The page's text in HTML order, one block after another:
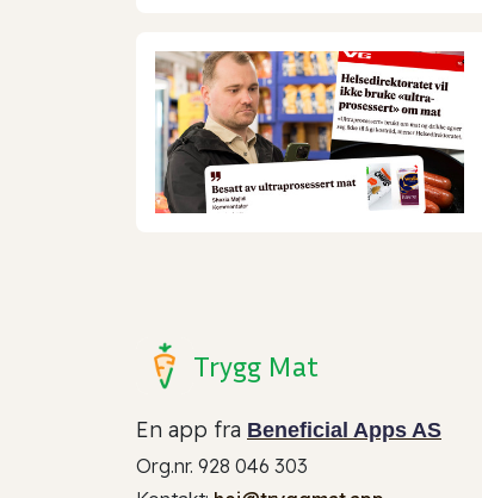
Trygg Mat
En app fra Beneficial Apps AS
Org.nr. 928 046 303